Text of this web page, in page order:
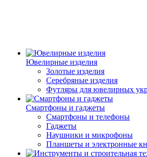
Ювелирные изделия
Золотые изделия
Серебряные изделия
Футляры для ювелирных
Смартфоны и гаджеты
Смартфоны и телефоны
Гаджеты
Наушники и микрофоны
Планшеты и электронные